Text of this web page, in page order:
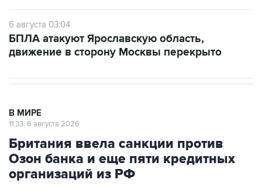
6 августа 03:04
БПЛА атакуют Ярославскую область,
движение в сторону Москвы перекрыто
В МИРЕ
11:33, 6 августа 2026
Британия ввела санкции против
Озон банка и еще пяти кредитных
организаций из РФ